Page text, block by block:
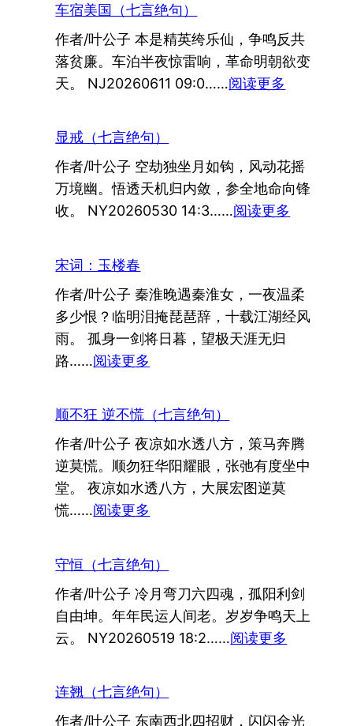
言
绝
车宿美国（七言绝句）
作者/叶公子 本是精英绔乐仙，争鸣反共
落贫廉。车泊半夜惊雷响，革命明朝欲变
天。 NJ20260611 09:0……阅读更多
国
（七
言
显戒（七言绝句）
作者/叶公子 空劫独坐月如钩，风动花摇
万境幽。悟透天机归内敛，参全地命向锋
收。 NY20260530 14:3……阅读更多
言
绝
宋词：玉楼春
作者/叶公子 秦淮晚遇秦淮女，一夜温柔
多少恨？临明泪掩琵琶辞，十载江湖经风
雨。 孤身一剑将日暮，望极天涯无归
路……阅读更多
词：
玉
楼
春
顺不狂 逆不慌（七言绝句）
作者/叶公子 夜凉如水透八方，策马奔腾
逆莫慌。顺勿狂华阳耀眼，张弛有度坐中
堂。 夜凉如水透八方，大展宏图逆莫
慌……阅读更多
狂
逆
不
慌
言
守恒（七言绝句）
作者/叶公子 冷月弯刀六四魂，孤阳利剑
自由坤。年年民运人间老。岁岁争鸣天上
云。 NY20260519 18:2……阅读更多
连翘（七言绝句）
作者/叶公子 东南西北四招财，闪闪金光